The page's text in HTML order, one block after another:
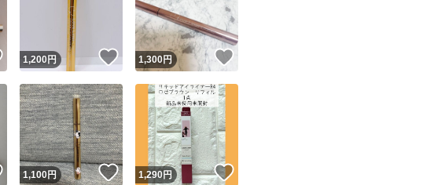
安心取引出品者 Yahoo!フリマの基準をクリアした安心・安全なユーザーです
取引実績
取引実績◯+ このユーザーはYahoo!フリマの取引を完了させた実績があります
他フリマ実績◯+ このユーザーは他フリマサービスでの取引実績があります
この商品の情報をコピーします
商品画像の 無断転載は禁止 されています
コピーは1商品につき1回です
出品ページへ
いいね！
1,200円 いいね！
1,300円
いいね！
1,100円 いいね！
1,290円